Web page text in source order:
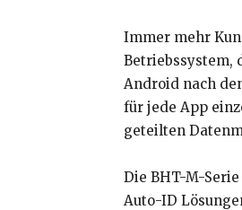
Immer mehr
Betriebssystem,
Android nach
für jede App
geteilten
Die BHT-M-
Auto-ID